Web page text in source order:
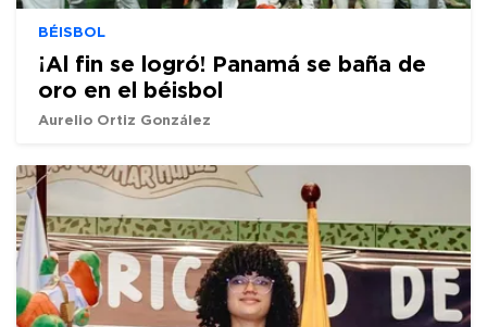
BÉISBOL
¡Al fin se logró! Panamá se baña de
oro en el béisbol
Aurelio Ortiz González